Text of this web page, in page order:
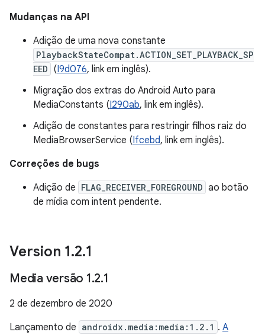
Mudanças na API
Adição de uma nova constante
PlaybackStateCompat.ACTION_SET_PLAYBACK_SP
EED (I9d076, link em inglês).
Migração dos extras do Android Auto para
MediaConstants (I290ab, link em inglês).
Adição de constantes para restringir filhos raiz do
MediaBrowserService (Ifcebd, link em inglês).
Correções de bugs
Adição de FLAG_RECEIVER_FOREGROUND ao botão
de mídia com intent pendente.
Version 1.2.1
Media versão 1.2.1
2 de dezembro de 2020
Lançamento de androidx.media:media:1.2.1 . A